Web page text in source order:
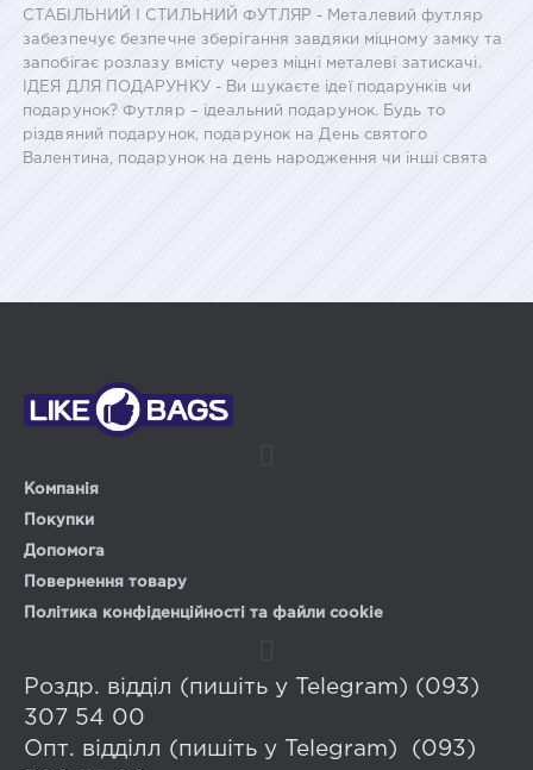
СТАБІЛЬНИЙ І СТИЛЬНИЙ ФУТЛЯР - Металевий футляр
забезпечує безпечне зберігання завдяки міцному замку та
запобігає розлазу вмісту через міцні металеві затискачі.
ІДЕЯ ДЛЯ ПОДАРУНКУ - Ви шукаєте ідеї подарунків чи
подарунок? Футляр – ідеальний подарунок. Будь то
різдвяний подарунок, подарунок на День святого
Валентина, подарунок на день народження чи інші свята
Компанія
Покупки
Допомога
Повернення товару
Політика конфіденційності та файли cookie
Роздр. відділ (пишіть у Telegram) (093)
307 54 00
Опт. відділл (пишіть у Telegram) (093)